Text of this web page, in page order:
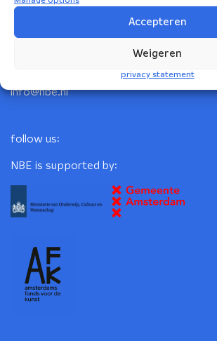
Accepteren
Weigeren
privacy statement
Korte Leidsedwarsstraat 12
info@nbe.nl
follow us:
NBE is supported by: